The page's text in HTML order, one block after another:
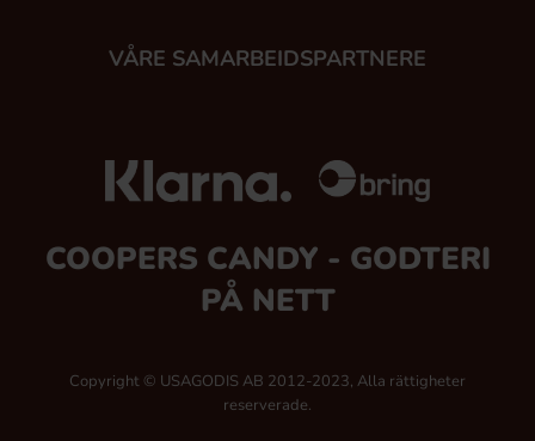
VÅRE SAMARBEIDSPARTNERE
COOPERS CANDY - GODTERI
PÅ NETT
Copyright © USAGODIS AB 2012-2023, Alla rättigheter
reserverade.